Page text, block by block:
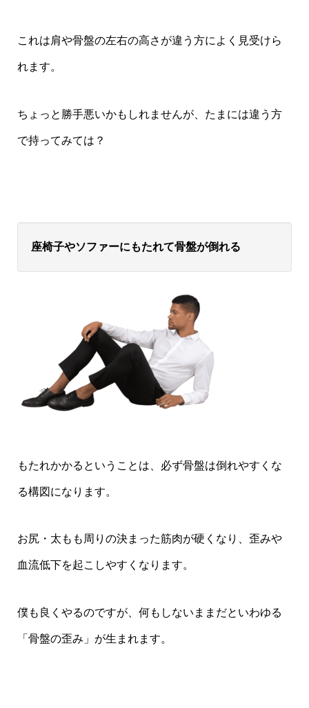
これは肩や骨盤の左右の高さが違う方によく見受けら
れます。
ちょっと勝手悪いかもしれませんが、たまには違う方
で持ってみては？
座椅子やソファーにもたれて骨盤が倒れる
もたれかかるということは、必ず骨盤は倒れやすくな
る構図になります。
お尻・太もも周りの決まった筋肉が硬くなり、歪みや
血流低下を起こしやすくなります。
僕も良くやるのですが、何もしないままだといわゆる
「骨盤の歪み」が生まれます。